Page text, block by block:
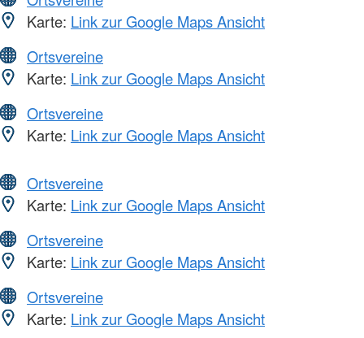
Karte: Link zur Google Maps Ansicht
Ortsvereine
Karte: Link zur Google Maps Ansicht
Ortsvereine
Karte: Link zur Google Maps Ansicht
Ortsvereine
Karte: Link zur Google Maps Ansicht
Ortsvereine
Karte: Link zur Google Maps Ansicht
Ortsvereine
Karte: Link zur Google Maps Ansicht